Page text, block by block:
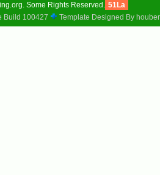
Some Rights Reserved. 51La
Build 100427 Template Designed By